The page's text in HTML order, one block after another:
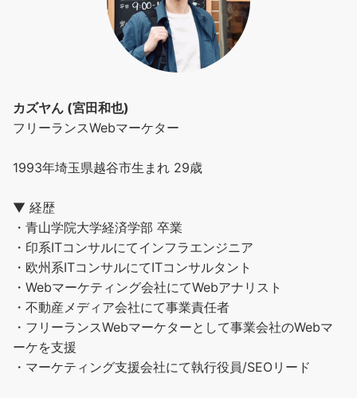
カズヤん (宮田和也)
フリーランスWebマーケター
1993年埼玉県越谷市生まれ 29歳
▼ 経歴
・青山学院大学経済学部 卒業
・印系ITコンサルにてインフラエンジニア
・欧州系ITコンサルにてITコンサルタント
・Webマーケティング会社にてWebアナリスト
・不動産メディア会社にて事業責任者
・フリーランスWebマーケターとして事業会社のWebマ
ーケを支援
・マーケティング支援会社にて執行役員/SEOリード